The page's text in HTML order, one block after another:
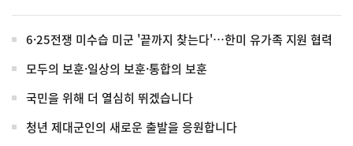
6·25전쟁 미수습 미군 '끝까지 찾는다'…한미 유가족 지원 협력
모두의 보훈·일상의 보훈·통합의 보훈
국민을 위해 더 열심히 뛰겠습니다
청년 제대군인의 새로운 출발을 응원합니다